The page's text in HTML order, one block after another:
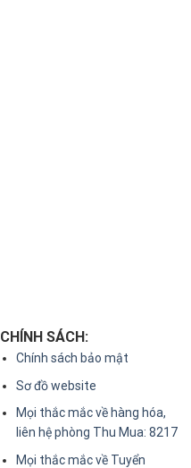
CHÍNH SÁCH:
Chính sách bảo mật
Sơ đồ website
Mọi thắc mắc về hàng hóa,
liên hệ phòng Thu Mua: 8217
Mọi thắc mắc về Tuyển